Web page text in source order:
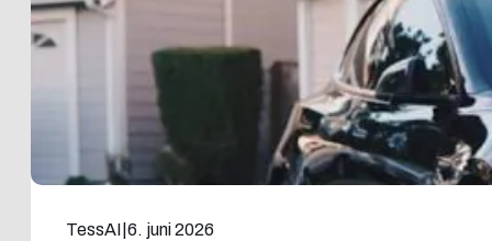
TessAI 6. juni 2026